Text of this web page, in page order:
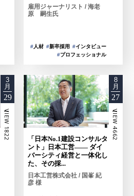
雇用ジャーナリスト / 海老
原 嗣生氏
#人材 #新卒採用 #インタビュー
#プロフェッショナル
3
月
29
ーVIEW 1822
「日本No.1建設コンサルタ
ント」日本工営―― ダイ
バーシティ経営と一体化し
た、その採...
日本工営株式会社 / 国峯 紀
彦 様
8
月
27
ーVIEW 4662